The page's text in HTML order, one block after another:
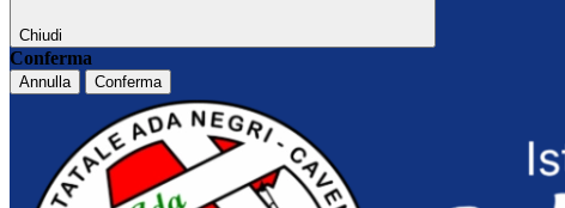
Chiudi
Conferma
Annulla Conferma